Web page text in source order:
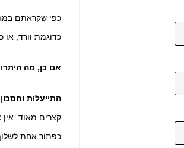
כפי שקראתם
כדוגמת וורד, או
אם כן, מה
התייעלות
קצרים מאוד.
כפתור אחת